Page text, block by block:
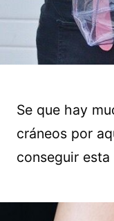
Se que hay
cráneos por
conseguir